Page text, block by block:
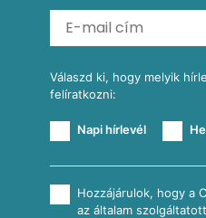
Reggeli receptek
Válaszd ki, hogy melyik
felíratkozni:
Napi hírlevél
Hozzájárulok, hogy a
az általam